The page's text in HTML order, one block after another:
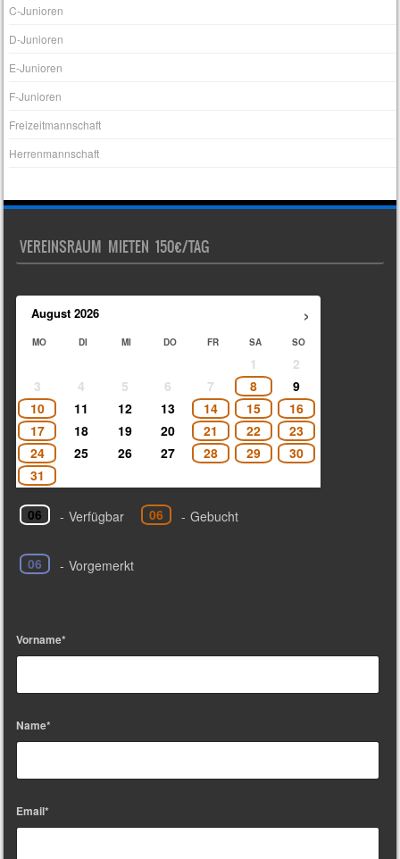
C-Junioren
D-Junioren
E-Junioren
F-Junioren
Freizeitmannschaft
Herrenmannschaft
VEREINSRAUM MIETEN 150€/TAG
›
August 2026
MO DI MI DO FR SA SO
1
2
3
4 5 6 7 8
9
10
11 12 13 14 15
16
17
18 19 20 21 22
23
24
25 26 27 28 29
30
31
06 - Verfügbar 06 - Gebucht
06 - Vorgemerkt
Vorname*
Name*
Email*